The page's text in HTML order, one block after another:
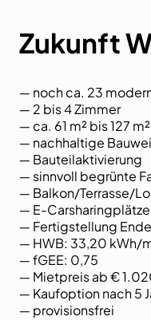
Zukunft
― noch ca. 23
― 2 bis 4 Zimmer
― ca. 61 m² bis 127
― nachhaltige
― Bauteilaktivierung
― sinnvoll begrünte
― Balkon/Terrasse/
― E-Carsharingplätze
― Fertigstellung
― HWB: 33,20 kWh/
― fGEE: 0,75
― Mietpreis ab €
― Kaufoption nach 5
― provisionsfrei